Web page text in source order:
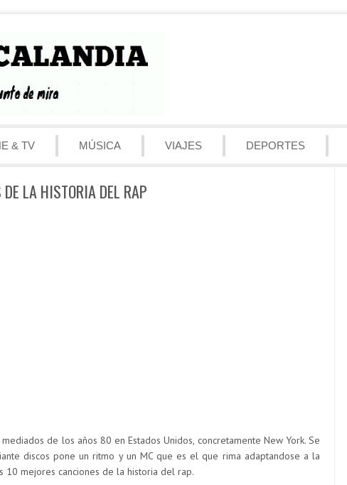
& TV MÚSICA VIAJES DEPORTES
LA HISTORIA DEL RAP
de los años 80 en Estados Unidos, concretamente New York. Se
discos pone un ritmo y un MC que es el que rima adaptandose a la
10 mejores canciones de la historia del rap.